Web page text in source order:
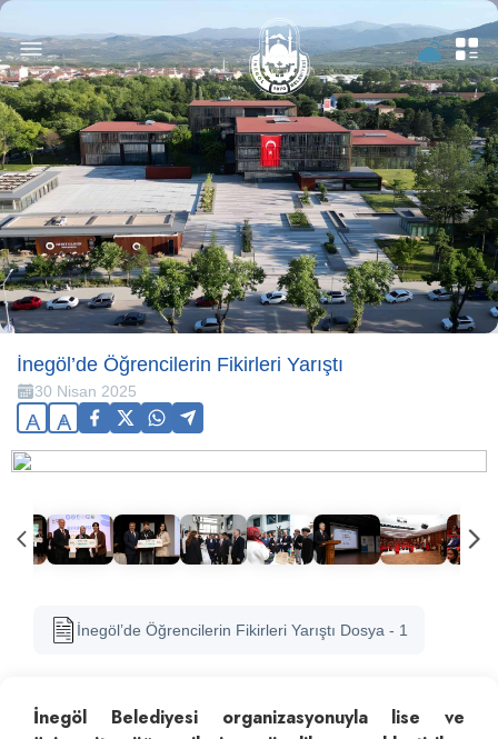
İnegöl’de Öğrencilerin Fikirleri Yarıştı
30 Nisan 2025
A A
İnegöl’de Öğrencilerin Fikirleri Yarıştı Dosya - 1
İnegöl Belediyesi organizasyonuyla lise ve